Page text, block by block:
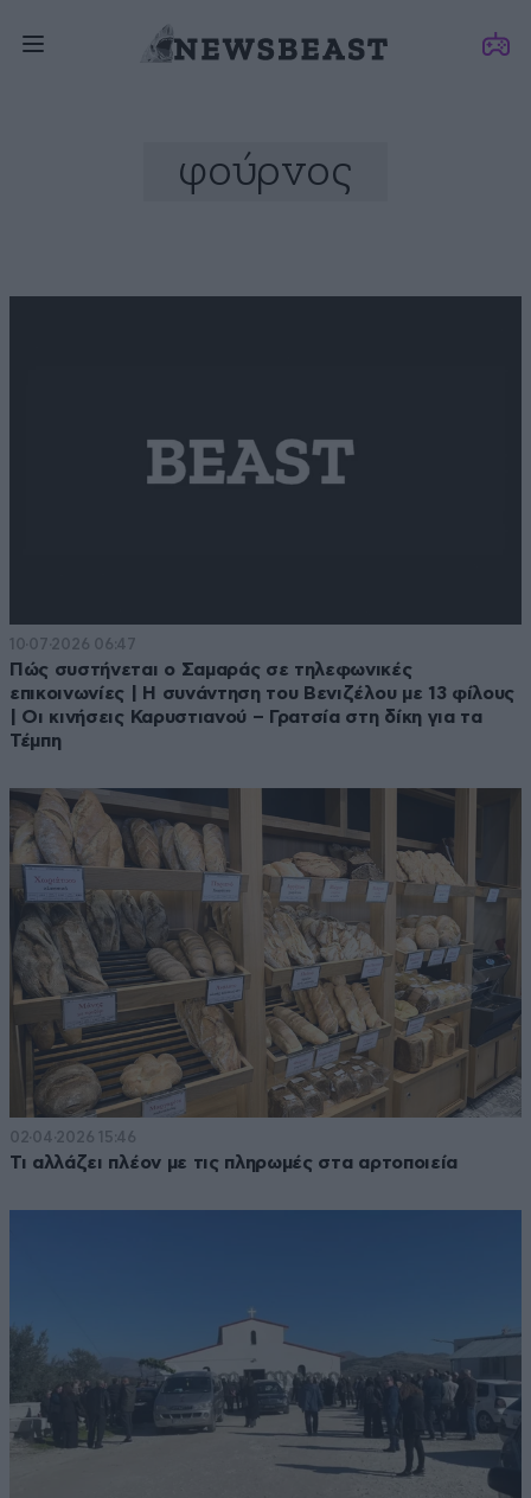
φούρνος
10·07·2026 06:47
Πώς συστήνεται ο Σαμαράς σε τηλεφωνικές
επικοινωνίες | Η συνάντηση του Βενιζέλου με 13 φίλους
| Οι κινήσεις Καρυστιανού – Γρατσία στη δίκη για τα
Τέμπη
02·04·2026 15:46
Τι αλλάζει πλέον με τις πληρωμές στα αρτοποιεία